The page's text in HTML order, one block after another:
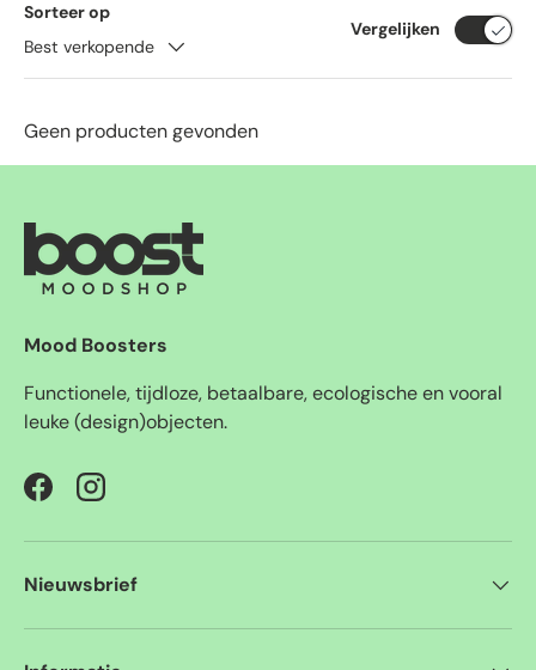
Sorteer op
Best verkopende
Vergelijken
Geen producten gevonden
Mood Boosters
Functionele, tijdloze, betaalbare, ecologische en vooral
leuke (design)objecten.
FacebookInstagram
Nieuwsbrief